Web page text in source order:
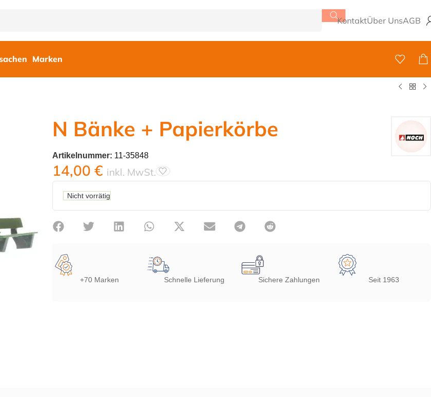
KontaktÜber UnsAGB
Marken
N Bänke + Papierkörbe
Artikelnummer: 11-35848
14,00 € inkl. MwSt.
Nicht vorrätig
+70 Marken Schnelle Lieferung Sichere Zahlungen Seit 1963